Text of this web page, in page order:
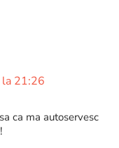
21:26
ca ma autoservesc